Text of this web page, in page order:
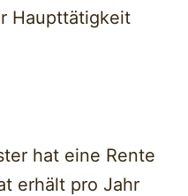
Haupttätigkeit
hat eine Rente
erhält pro Jahr